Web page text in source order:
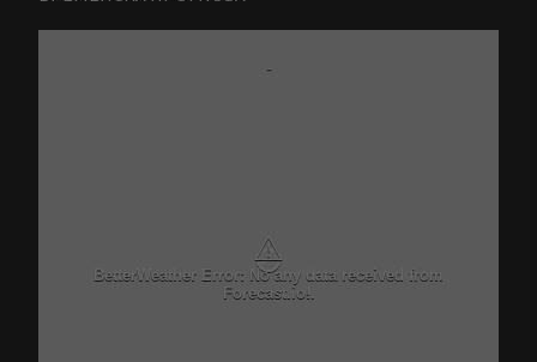
-
⚠
BetterWeather Error: No any data received from
Forecast.io!.